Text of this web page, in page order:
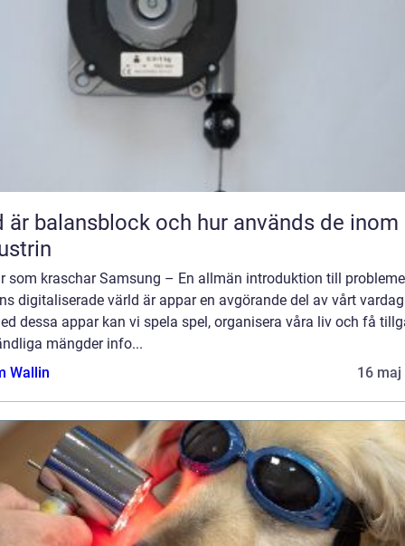
är balansblock och hur används de inom
som kraschar Samsung – En allmän introduktion till
digitaliserade värld är appar en avgörande del av vårt
dessa appar kan vi spela spel, organisera våra liv och få
mängder info...
Wallin
16 maj